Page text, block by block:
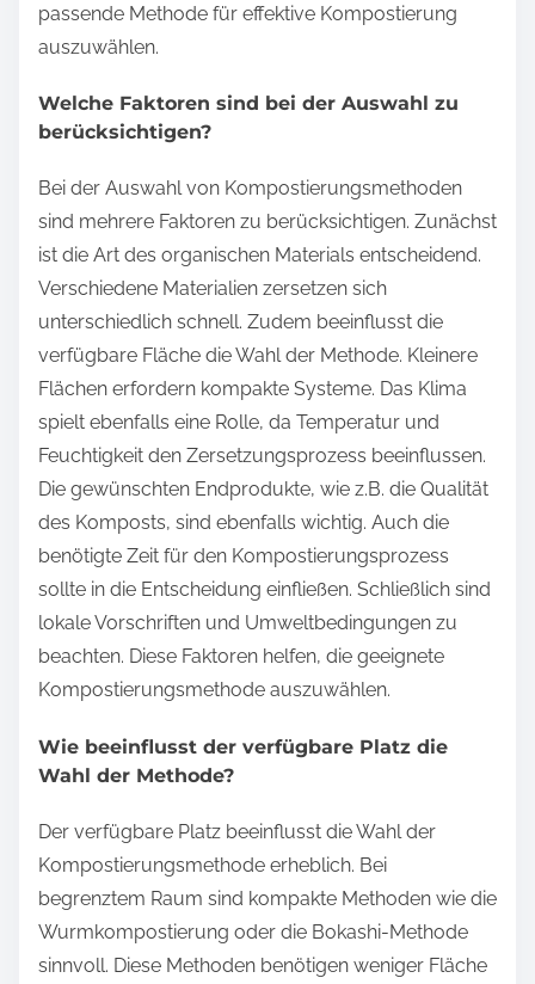
passende Methode für effektive Kompostierung
auszuwählen.
Welche Faktoren sind bei der Auswahl zu
berücksichtigen?
Bei der Auswahl von Kompostierungsmethoden
sind mehrere Faktoren zu berücksichtigen. Zunächst
ist die Art des organischen Materials entscheidend.
Verschiedene Materialien zersetzen sich
unterschiedlich schnell. Zudem beeinflusst die
verfügbare Fläche die Wahl der Methode. Kleinere
Flächen erfordern kompakte Systeme. Das Klima
spielt ebenfalls eine Rolle, da Temperatur und
Feuchtigkeit den Zersetzungsprozess beeinflussen.
Die gewünschten Endprodukte, wie z.B. die Qualität
des Komposts, sind ebenfalls wichtig. Auch die
benötigte Zeit für den Kompostierungsprozess
sollte in die Entscheidung einfließen. Schließlich sind
lokale Vorschriften und Umweltbedingungen zu
beachten. Diese Faktoren helfen, die geeignete
Kompostierungsmethode auszuwählen.
Wie beeinflusst der verfügbare Platz die
Wahl der Methode?
Der verfügbare Platz beeinflusst die Wahl der
Kompostierungsmethode erheblich. Bei
begrenztem Raum sind kompakte Methoden wie die
Wurmkompostierung oder die Bokashi-Methode
sinnvoll. Diese Methoden benötigen weniger Fläche